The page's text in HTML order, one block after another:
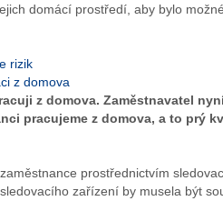
domácí prostředí, aby bylo
rizik
z domova
z domova. Zaměstnavatel
pracujeme z domova, a to prý
prostřednictvím
zařízení by musela být